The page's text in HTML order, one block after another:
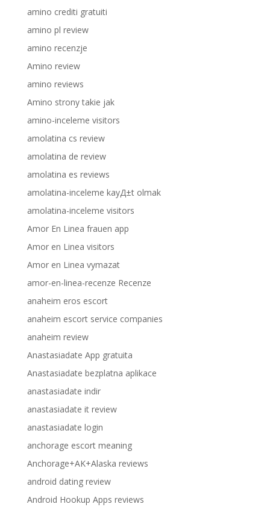
amino crediti gratuiti
amino pl review
amino recenzje
Amino review
amino reviews
Amino strony takie jak
amino-inceleme visitors
amolatina cs review
amolatina de review
amolatina es reviews
amolatina-inceleme kayД±t olmak
amolatina-inceleme visitors
Amor En Linea frauen app
Amor en Linea visitors
Amor en Linea vymazat
amor-en-linea-recenze Recenze
anaheim eros escort
anaheim escort service companies
anaheim review
Anastasiadate App gratuita
Anastasiadate bezplatna aplikace
anastasiadate indir
anastasiadate it review
anastasiadate login
anchorage escort meaning
Anchorage+AK+Alaska reviews
android dating review
Android Hookup Apps reviews